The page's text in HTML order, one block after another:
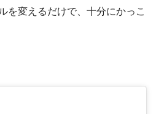
を変えるだけで、十分にかっこ